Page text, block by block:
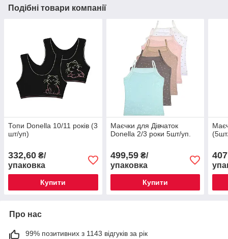
Подібні товари компанії
Топи Donella 10/11 років (3
шт/уп)
332,60 ₴/
упаковка
Купити
Маєчки для Дівчаток
Donella 2/3 роки 5шт/уп.
499,59₴/
упаковка
Купити
Про нас
99% позитивних з 1143 відгуків за рік